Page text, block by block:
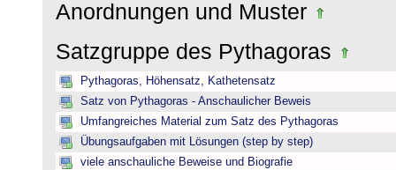
Anordnungen und Muster
Satzgruppe des Pythagoras
Pythagoras, Höhensatz, Kathetensatz
Satz von Pythagoras - Anschaulicher Beweis
Umfangreiches Material zum Satz des Pythagoras
Übungsaufgaben mit Lösungen (step by step)
viele anschauliche Beweise und Biografie